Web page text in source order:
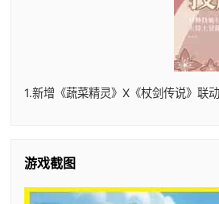
1.新增《蔬菜精灵》X《杖剑传说》联
游戏截图